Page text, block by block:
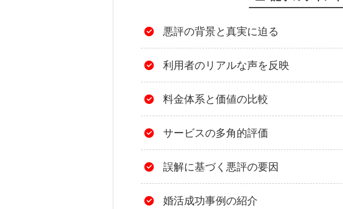
悪評の背景と真実に迫る
利用者のリアルな声を反映
料金体系と価値の比較
サービスの多角的評価
誤解に基づく悪評の要因
婚活成功事例の紹介